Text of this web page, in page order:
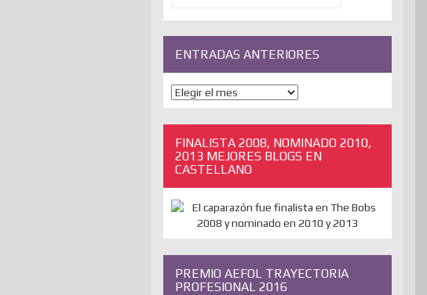
ENTRADAS ANTERIORES
ENTRADAS
ANTERIORES
FINALISTA 2008, NOMINADO 2010,
2013 MEJORES BLOGS EN
CASTELLANO
PREMIO AEFOL TRAYECTORIA
PROFESIONAL 2016